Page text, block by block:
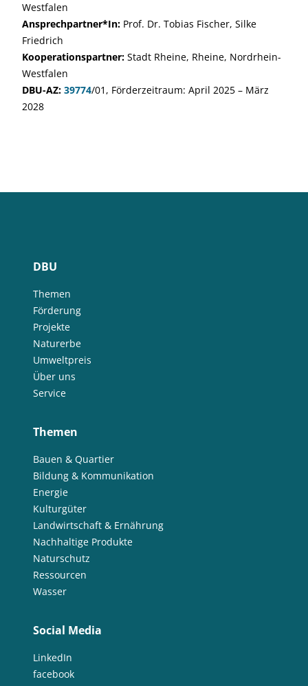
Westfalen
Ansprechpartner*In: Prof. Dr. Tobias Fischer, Silke
Friedrich
Kooperationspartner: Stadt Rheine, Rheine, Nordrhein-
Westfalen
DBU-AZ: 39774/01, Förderzeitraum: April 2025 – März
2028
DBU
Themen
Förderung
Projekte
Naturerbe
Umweltpreis
Über uns
Service
Themen
Bauen & Quartier
Bildung & Kommunikation
Energie
Kulturgüter
Landwirtschaft & Ernährung
Nachhaltige Produkte
Naturschutz
Ressourcen
Wasser
Social Media
LinkedIn
facebook